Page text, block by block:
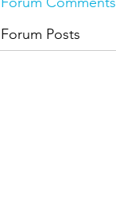
Forum Posts